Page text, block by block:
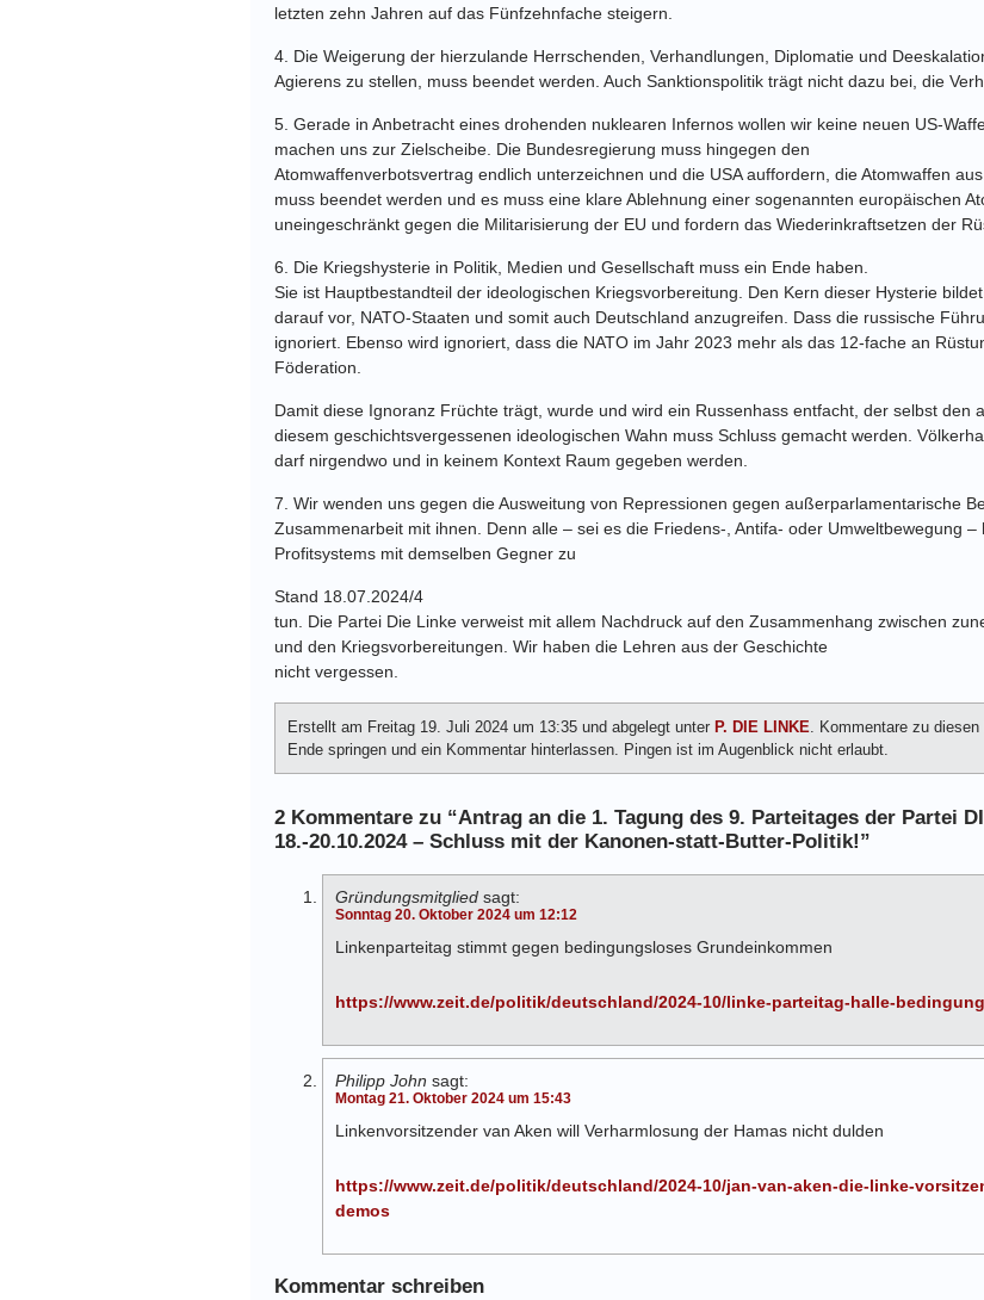
letzten zehn Jahren auf das Fünfzehnfache steigern.
4. Die Weigerung der hierzulande Herrschenden, Verhandlungen, Diplomatie und
Agierens zu stellen,
muss beendet werden. Auch Sanktionspolitik trägt nicht dazu bei, die
5. Gerade in Anbetracht eines drohenden nuklearen Infernos wollen wir keine neuen US-
machen uns zur Zielscheibe. Die Bundesregierung muss hingegen den
Atomwaffenverbotsvertrag endlich unterzeichnen und die USA auffordern, die Atomwaffen
muss beendet werden und es muss eine klare Ablehnung einer sogenannten europäischen
uneingeschränkt gegen die Militarisierung der EU und fordern das Wiederinkraftsetzen der
6.
Die Kriegshysterie in Politik, Medien und Gesellschaft muss ein Ende haben.
Sie ist Hauptbestandteil der ideologischen Kriegsvorbereitung. Den Kern dieser Hysterie
darauf vor, NATO-Staaten und somit auch Deutschland anzugreifen. Dass die russische
ignoriert. Ebenso wird ignoriert, dass die NATO im Jahr 2023 mehr als das 12-fache an
Föderation.
Damit diese Ignoranz Früchte trägt, wurde und wird ein Russenhass entfacht, der selbst den
diesem geschichtsvergessenen ideologischen Wahn muss Schluss gemacht werden.
darf nirgendwo und in keinem Kontext Raum gegeben werden.
7. Wir wenden uns gegen die Ausweitung von Repressionen gegen außerparlamentarische
Zusammenarbeit mit ihnen. Denn alle – sei es die Friedens-, Antifa- oder Umweltbewegung –
Profitsystems mit demselben Gegner zu
Stand 18.07.2024/4
tun. Die Partei Die Linke verweist mit allem Nachdruck auf den Zusammenhang zwischen
und den Kriegsvorbereitungen. Wir haben die Lehren aus der Geschichte
nicht vergessen.
Erstellt am Freitag 19. Juli 2024 um 13:35 und abgelegt unter P. DIE LINKE. Kommentare zu diesen
Ende springen und ein Kommentar hinterlassen. Pingen ist im Augenblick nicht erlaubt.
2 Kommentare zu “Antrag an die 1. Tagung des 9. Parteitages der Partei
18.-20.10.2024 – Schluss mit der Kanonen-statt-Butter-Politik!”
Gründungsmitglied sagt:
Sonntag 20. Oktober 2024 um 12:12
Linkenparteitag stimmt gegen bedingungsloses Grundeinkommen
https://www.zeit.de/politik/deutschland/2024-10/linke-parteitag-halle-
Philipp John sagt:
Montag 21. Oktober 2024 um 15:43
Linkenvorsitzender van Aken will Verharmlosung der Hamas nicht dulden
https://www.zeit.de/politik/deutschland/2024-10/jan-van-aken-die-linke-
demos
Kommentar schreiben